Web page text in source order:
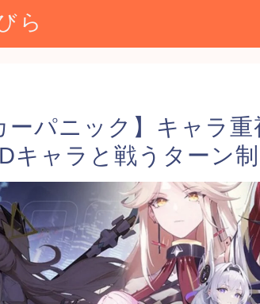
ら
ーパニック】キャラ重
キャラと戦うターン